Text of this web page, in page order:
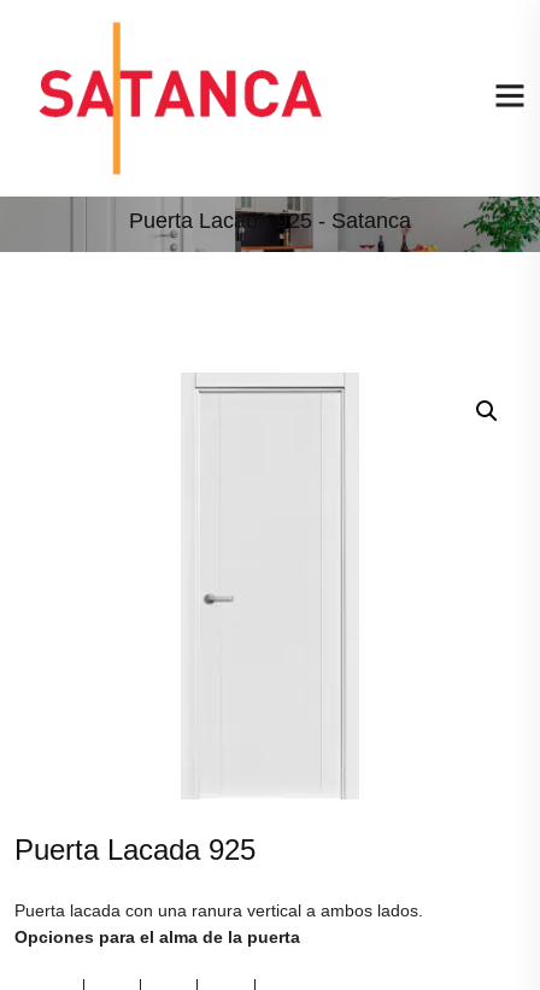
Puerta Lacada 925 - Satanca
Puerta Lacada 925
Puerta lacada con una ranura vertical a ambos lados.
Opciones para el alma de la puerta